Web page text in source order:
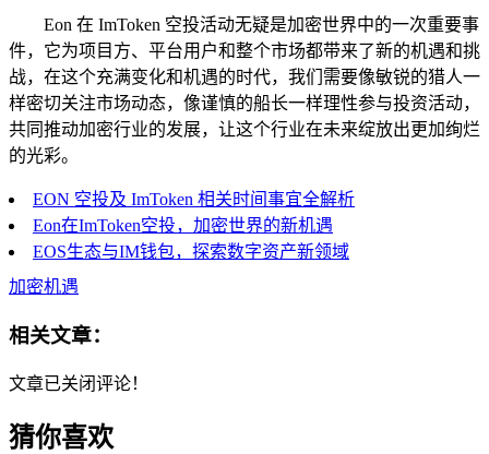
Eon 在 ImToken 空投活动无疑是加密世界中的一次重要事
件，它为项目方、平台用户和整个市场都带来了新的机遇和挑
战，在这个充满变化和机遇的时代，我们需要像敏锐的猎人一
样密切关注市场动态，像谨慎的船长一样理性参与投资活动，
共同推动加密行业的发展，让这个行业在未来绽放出更加绚烂
的光彩。
EON 空投及 ImToken 相关时间事宜全解析
Eon在ImToken空投，加密世界的新机遇
EOS生态与IM钱包，探索数字资产新领域
加密机遇
相关文章：
文章已关闭评论！
猜你喜欢